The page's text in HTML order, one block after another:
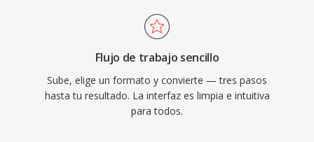
Flujo de trabajo sencillo
Sube, elige un formato y convierte — tres pasos
hasta tu resultado. La interfaz es limpia e intuitiva
para todos.